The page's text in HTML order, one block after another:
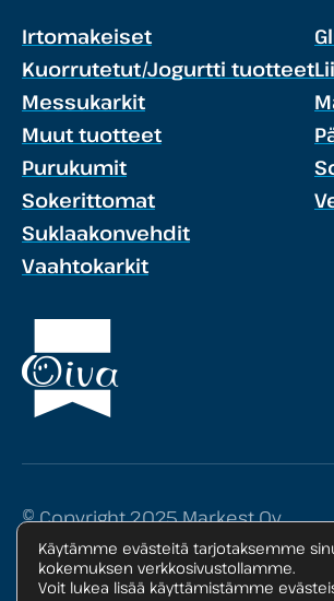
Irtomakeiset
Kuorrutetut/Jogurtti tuotteet
Messukarkit
Muut tuotteet
Purukumit
Sokerittomat
Suklaakonvehdit
Vaahtokarkit
© Copyright 2025 Markest Oy
Tietosuojaseloste
Käytämme evästeitä tarjotaksemme
kokemuksen verkkosivustollamme.
Voit lukea lisää käyttämistämme